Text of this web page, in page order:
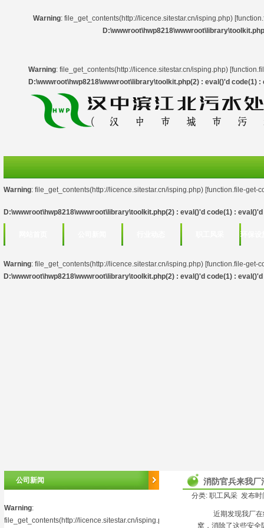
Warning: file_get_contents(http://licence.sitestar.cn/isping.php) [
Warning: file_get_contents(http://licence.sitestar.cn/isping.php) [
D:\wwwroot\hwp8218\wwwroot\library\toolkit.php(2) : eval()'d code(1)
Warning: file_get_contents(http://licence.sitestar.cn/isping.php) [function.file-get-
D:\wwwroot\hwp8218\wwwroot\library\toolkit.php(2) : eval()'d code(1) :
环保设
Warning: file_get_contents(http://licence.sitestar.cn/isping.php) [function.file-get-
D:\wwwroot\hwp8218\wwwroot\library\toolkit.php(2) : eval()'d code(1) :
公司新闻
Warning:
file_get_contents(http://licence.sitestar.cn/isping.php)
消防官兵来我厂
分类: 职工风采 发布
近期发现我厂在线
窝，消除了这些安全